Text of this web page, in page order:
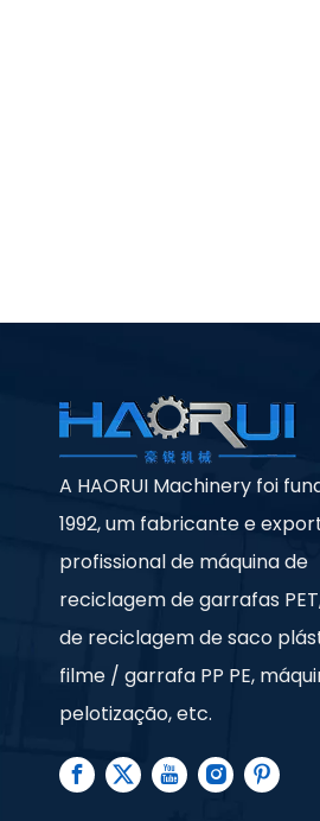
A HAORUI Machinery foi
1992, um fabricante e
profissional de máquina de
reciclagem de garrafas
de reciclagem de saco
filme / garrafa PP PE,
pelotização, etc.